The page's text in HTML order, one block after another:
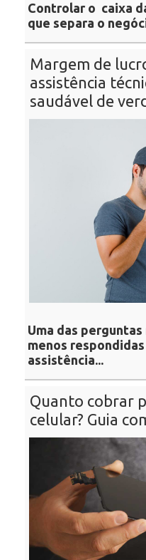
Controlar o caixa
que separa o
Margem de
assistência
saudável de
Uma das
menos
assistência...
Quanto cobrar
celular? Guia